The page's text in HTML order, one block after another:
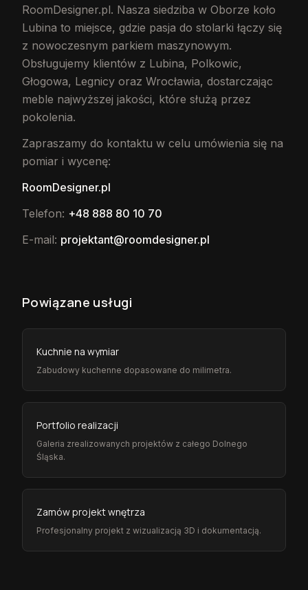
RoomDesigner.pl. Nasza siedziba w Oborze koło
Lubina to miejsce, gdzie pasja do stolarki łączy się
z nowoczesnym parkiem maszynowym.
Obsługujemy klientów z Lubina, Polkowic,
Głogowa, Legnicy oraz Wrocławia, dostarczając
meble najwyższej jakości, które służą przez
pokolenia.
Zapraszamy do kontaktu w celu umówienia się na
pomiar i wycenę:
RoomDesigner.pl
Telefon: +48 888 80 10 70
E-mail: projektant@roomdesigner.pl
Powiązane usługi
Kuchnie na wymiar
Zabudowy kuchenne dopasowane do milimetra.
Portfolio realizacji
Galeria zrealizowanych projektów z całego Dolnego
Śląska.
Zamów projekt wnętrza
Profesjonalny projekt z wizualizacją 3D i dokumentacją.